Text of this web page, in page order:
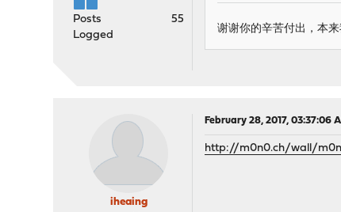
Posts
55
Logged
谢谢你的辛苦付出，本
iheaing
February 28, 2017, 03:37:06
http://m0n0.ch/wall/